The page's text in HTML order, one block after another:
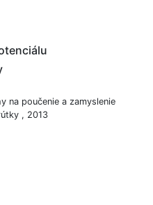
na poučenie a zamyslenie
, 2013